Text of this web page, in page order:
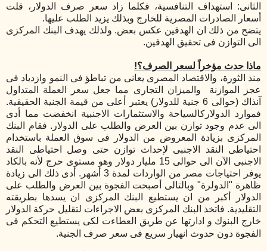
الثانى: استهداف التنافسية، فكلما زاد سعر صرف الدولار، قلت
أسعار الصادرات المصرية للخارج وبذلك يزيد الطلب عليها.
يتضح من ذلك ان الهدفين عكس بعض. ولذلك يهدف البنك المركزى
الى التوازن فى تحقيق الهدفين.
ماذا حدث مؤخراً لسعر الصرف؟!
منذ الثورة، والاقتصاد المصرى يعانى من تباطؤ فى النمو وازدياد فى
عجز الموازنة
والميزان التجارى مما جعل سعر العملة المتداول
آنذاك (حوالى 6 جنية للدولار) يعتبر
أعلى من قيمة الجنية الحقيقية.
فموارد الدولاركالسياحة والاستثمارات الاجنبية انخفضت مما أدى
الى عدم وجود توازن بين العرض والطلب على الدولار. فقام البنك
المركزى بزيادة المعروض من الدولار فى سوق العملة باستخدام
احتياطى النقد الاجنبى لإحداث توازن حتى وصل احتياطى النقد
الاجنبى الآن الى حوالى 15 مليار دولار وهو مستوى حرج لأنه بالكاد
يوفر احتياجات مصر من الواردات لمدة 3 أشهر. أدى
ذلك
الى زيادة
ظاهرة "الدولرة" وبالتالى أصبحت الفجوة بين العرض والطلب على
الدولار أكبر من ان يستطيع البنك المركزى ان يسدها بطريقته
التقليدية. فاتخذ البنك المركزى بعض الاجراءات لتقليل حركة الدولار
خارج البنوك و ادارتها عن طريق العطاءت لكى يستطيع التحكم فى
الفجوة دون حدوث انهيار سريع فى سعر صرف الجنية.